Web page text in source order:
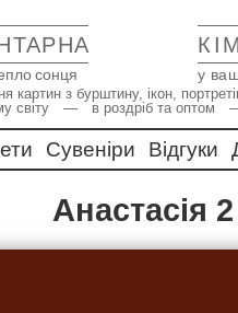
сонця у
картин з бурштину, ікон,
світу — в роздріб та оптом
Сувеніри Відгуки
Анастасія 2